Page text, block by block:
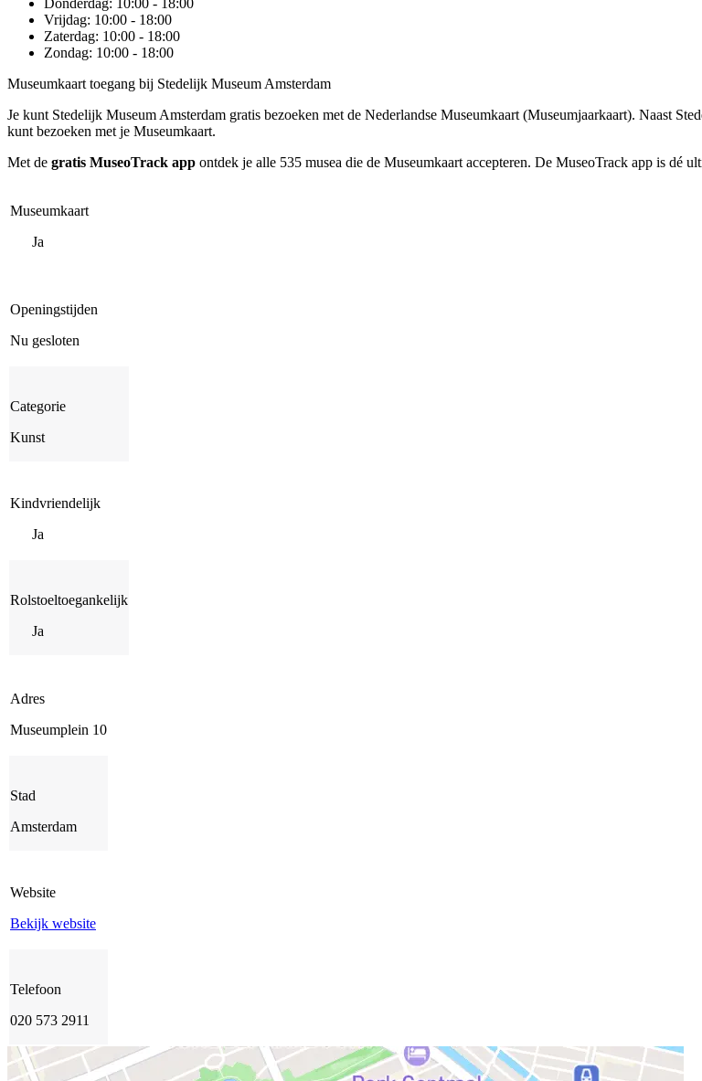
Vrijdag: 10:00 - 18:00
Zaterdag: 10:00 - 18:00
Zondag: 10:00 - 18:00
Museumkaart toegang bij Stedelijk Museum Amsterdam
Je kunt Stedelijk Museum Amsterdam gratis bezoeken met de Nederlandse Museumkaart (Museumjaarkaart). Naast
kunt bezoeken met je Museumkaart.
Met de gratis MuseoTrack app ontdek je alle 535 musea die de Museumkaart accepteren. De MuseoTrack app is dé
Museumkaart
Ja
Openingstijden
Nu gesloten
Categorie
Kunst
Kindvriendelijk
Ja
Rolstoeltoegankelijk
Ja
Adres
Museumplein 10
Stad
Amsterdam
Website
Bekijk website
Telefoon
020 573 2911